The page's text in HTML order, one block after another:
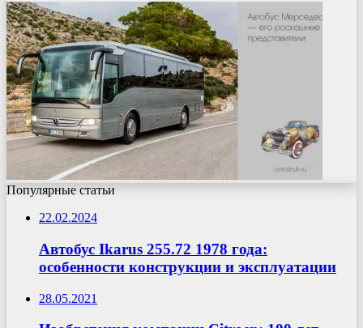
Популярные статьи
22.02.2024
Автобус Ikarus 255.72 1978 года:
особенности конструкции и эксплуатации
28.05.2021